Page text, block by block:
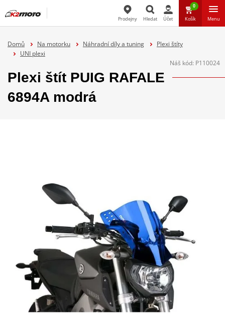
Prodejny Hledat Účet
0
Košík Menu
Domů Na motorku Náhradní díly a tuning
Plexi štíty
UNI plexi
Náš kód: P110024
Plexi štít PUIG RAFALE
6894A modrá